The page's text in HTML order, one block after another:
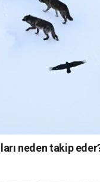
neden takip